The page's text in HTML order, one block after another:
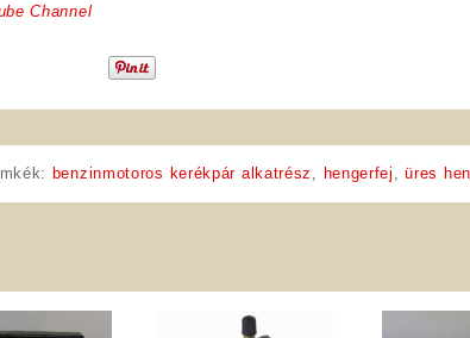
Channel
benzinmotoros kerékpár alkatrész hengerfej ,üres